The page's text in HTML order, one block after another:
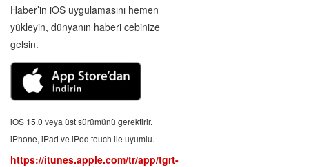
Haber’in iOS uygulamasını hemen
yükleyin, dünyanın haberi cebinize
gelsin.
iOS 15.0 veya üst sürümünü gerektirir.
iPhone, iPad ve iPod touch ile uyumlu.
https://itunes.apple.com/tr/app/tgrt-